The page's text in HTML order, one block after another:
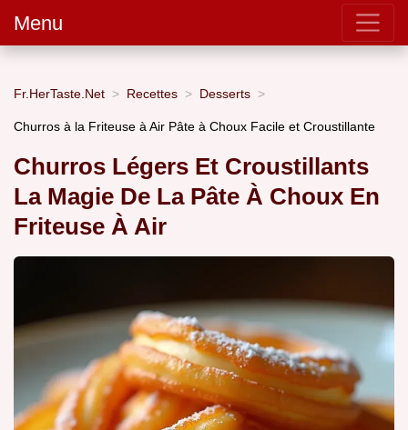
Menu
Fr.HerTaste.Net Recettes Desserts
Churros à la Friteuse à Air Pâte à Choux Facile et Croustillante
Churros Légers Et Croustillants
La Magie De La Pâte À Choux En
Friteuse À Air